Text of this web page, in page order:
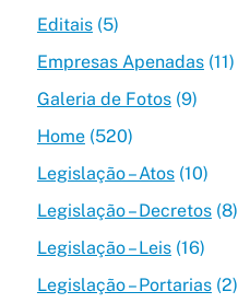
Editais(5)
Empresas Apenadas(11)
Galeria de Fotos(9)
Home(520)
Legislação – Atos(10)
Legislação – Decretos(8)
Legislação – Leis(16)
Legislação – Portarias(2)